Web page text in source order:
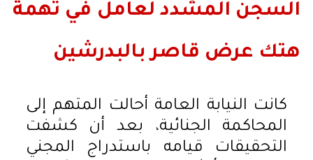
السجن المشدد لعامل في تهمة
هتك عرض قاصر بالبدرشين
كانت النيابة العامة أحالت المتهم إلى
المحاكمة الجنائية، بعد أن كشفت
التحقيقات قيامه باستدراج المجني